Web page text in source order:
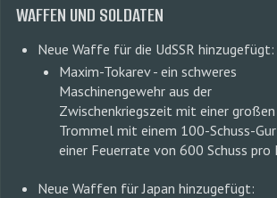
WAFFEN UND SOLDATEN
Neue Waffe für die UdSSR hinzugefügt:
Maxim-Tokarev - ein schweres
Maschinengewehr aus der
Zwischenkriegszeit mit einer großen
Trommel mit einem 100-Schuss-
einer Feuerrate von 600 Schuss pro
Neue Waffen für Japan hinzugefügt: